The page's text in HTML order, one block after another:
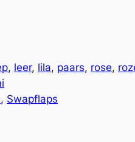
, leer, lila, paars, rose,
, Swapflaps